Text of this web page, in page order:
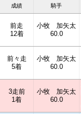
成績 騎手
前走
12着
小牧 加矢太
60.0
前々走
5着
小牧 加矢太
60.0
3走前
1着
小牧 加矢太
60.0